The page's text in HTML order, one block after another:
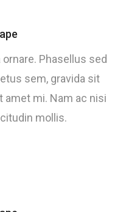
Phasellus sed
sem, gravida sit
amet mi. Nam ac nisi
mollis.